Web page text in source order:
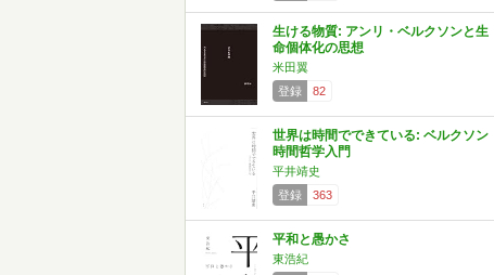
生ける物質: アンリ・ベルクソンと生
命個体化の思想
米田翼
登録
82
世界は時間でできている: ベルクソン
時間哲学入門
平井靖史
登録
363
平和と愚かさ
東浩紀